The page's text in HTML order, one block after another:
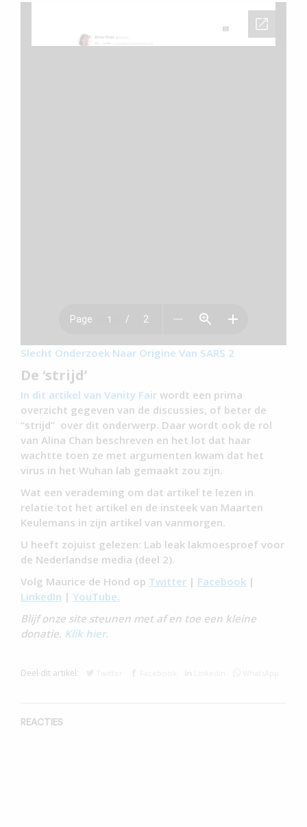
Slecht Onderzoek Naar Origine Van SARS 2
De ‘strijd’
In dit artikel van Vanity Fair wordt een prima
overzicht gegeven van de discussies, of beter de
“strijd” over dit onderwerp. Daar wordt ook de rol
van Alina Chan beschreven en het lot dat haar
wachtte toen ze met argumenten kwam dat het
virus in het Wuhan lab gemaakt zou zijn.
Wat een verademing om dat artikel te lezen in
relatie tot het artikel en de insteek van Maarten
Keulemans in zijn artikel van vanmorgen.
U heeft zojuist gelezen: Lab leak lakmoesproef voor
de Nederlandse media (deel 2).
Volg Maurice de Hond op Twitter | Facebook |
LinkedIn | YouTube.
Blijf onze site steunen met af en toe een kleine
donatie. Klik hier.
Deel dit artikel:
REACTIES